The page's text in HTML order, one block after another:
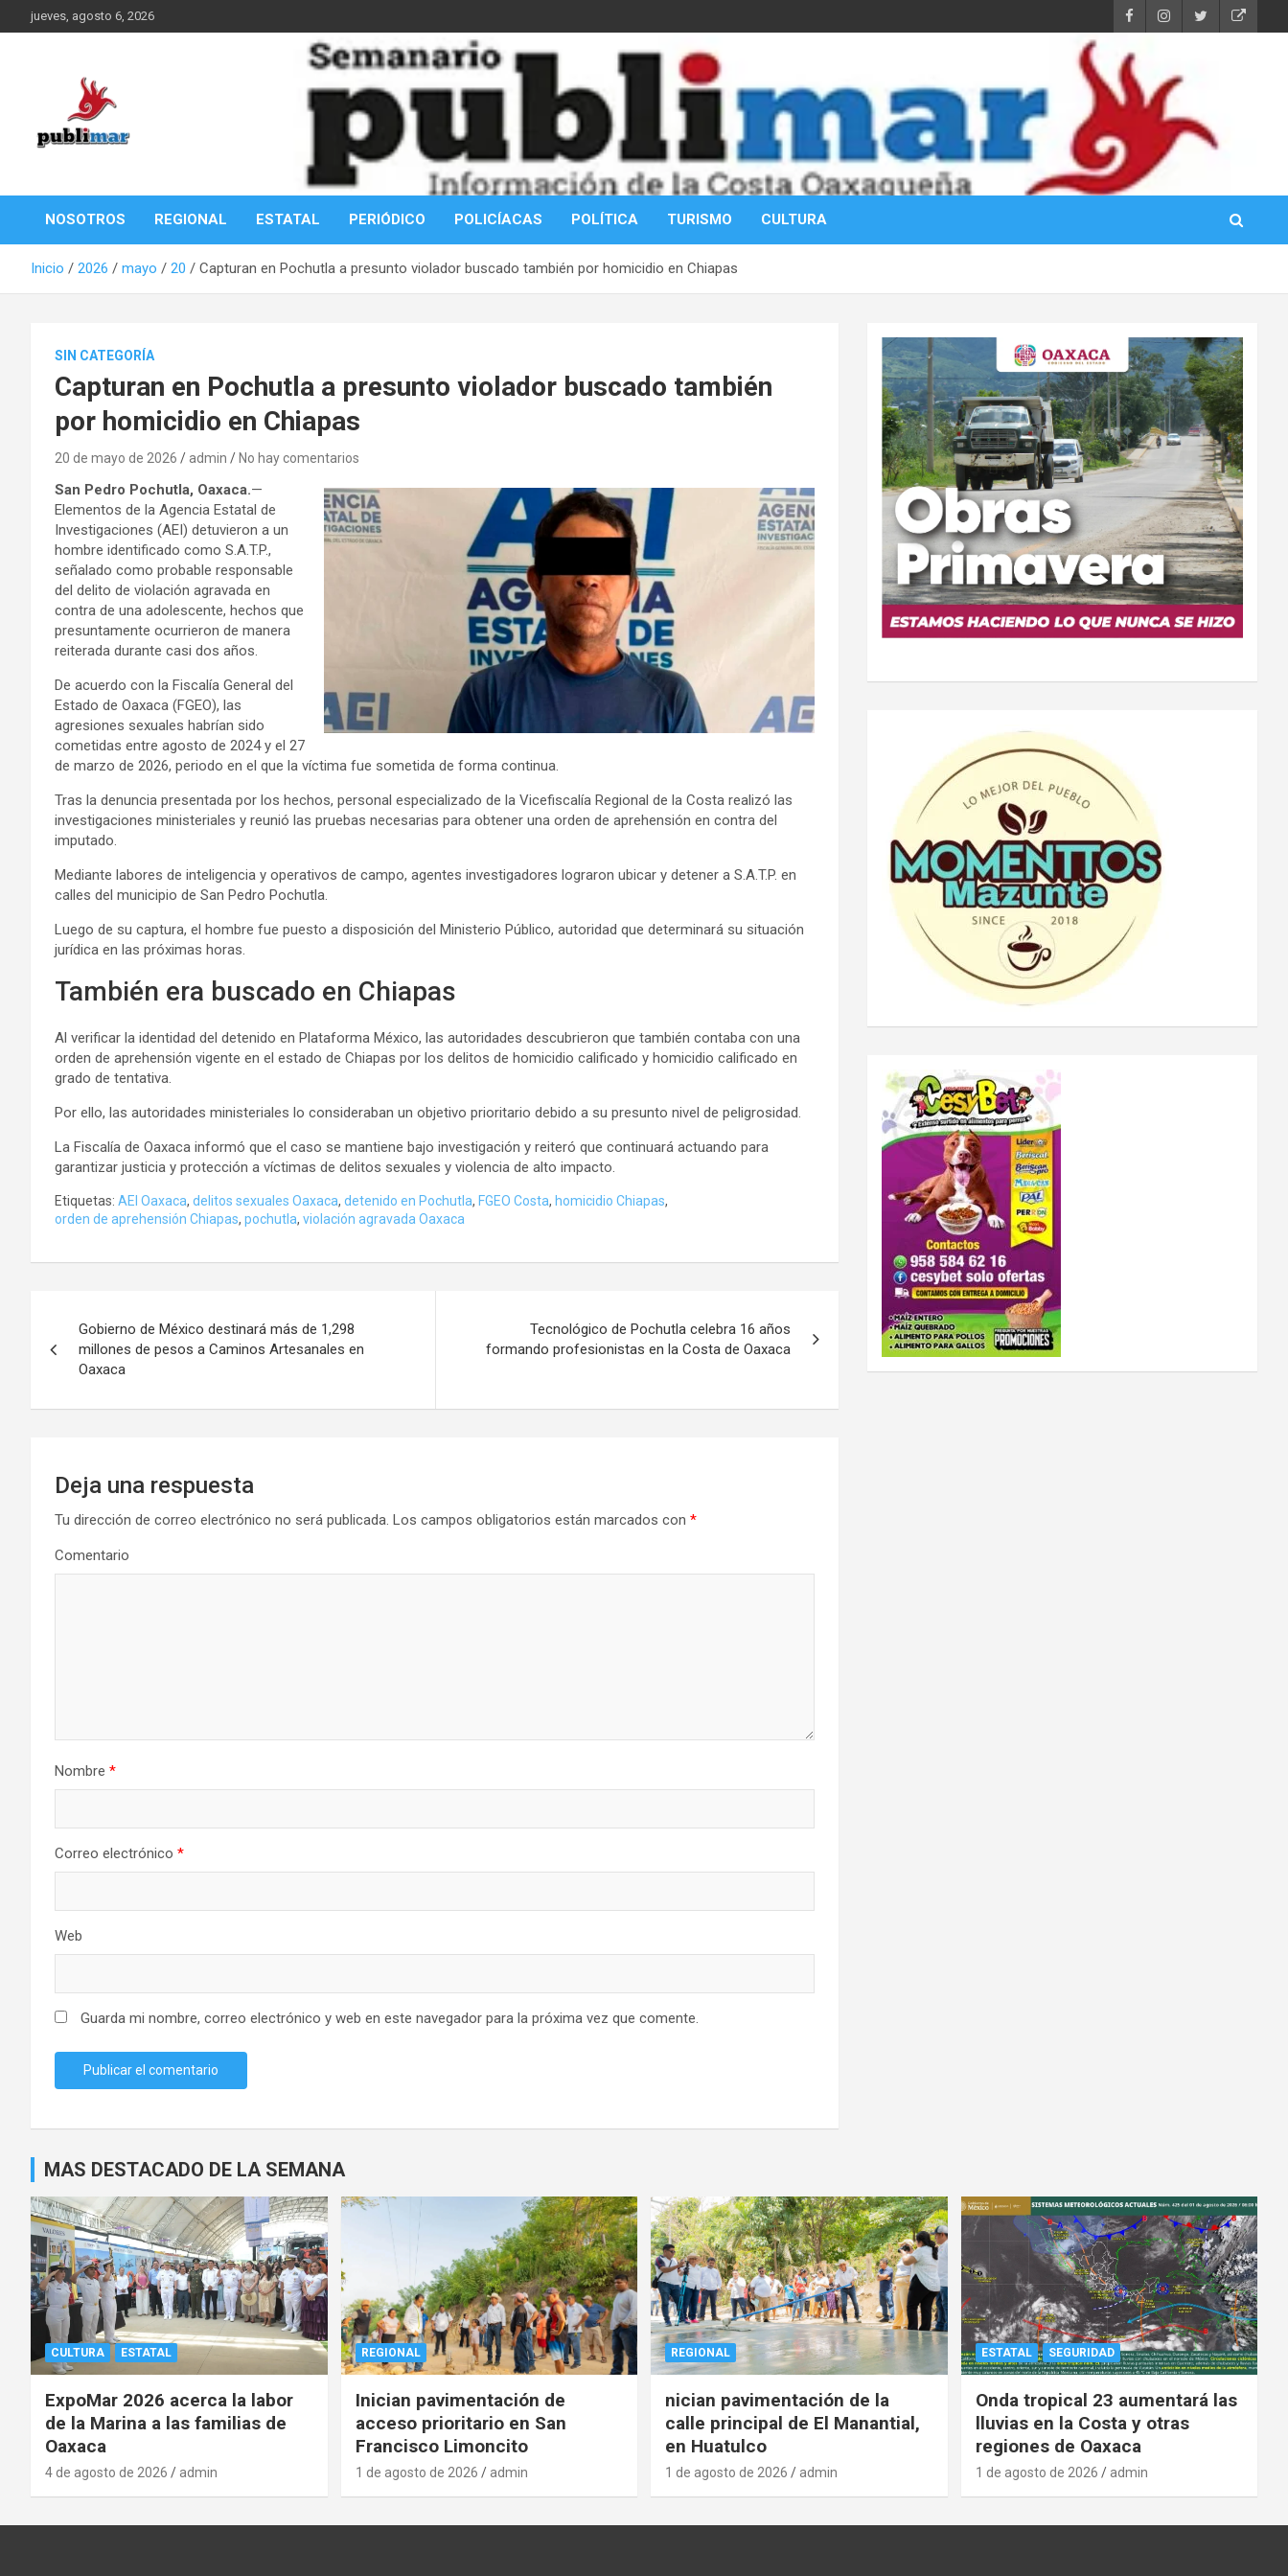
Saltar
al
jueves, agosto 6, 2026
PubliMar
NOSOTROS REGIONAL ESTATAL PERIÓDICO POLICÍACAS POLÍTICA TURISMO CULTURA
Inicio 2026 mayo 20 Capturan en Pochutla a presunto violador buscado también por homicidio en Chiapas
SIN CATEGORÍA
Capturan en Pochutla a presunto violador buscado también
por homicidio en Chiapas
20 de mayo de 2026 admin No hay comentarios
San Pedro Pochutla, Oaxaca.—
Elementos de la Agencia Estatal de
Investigaciones (AEI) detuvieron a un
hombre identificado como S.A.T.P.,
señalado como probable responsable
del delito de violación agravada en
contra de una adolescente, hechos que
presuntamente ocurrieron de manera
reiterada durante casi dos años.
De acuerdo con la Fiscalía General del
Estado de Oaxaca (FGEO), las
agresiones sexuales habrían sido
cometidas entre agosto de 2024 y el 27
de marzo de 2026, periodo en el que la víctima fue sometida de forma continua.
Tras la denuncia presentada por los hechos, personal especializado de la Vicefiscalía Regional de la Costa realizó las
investigaciones ministeriales y reunió las pruebas necesarias para obtener una orden de aprehensión en contra del
imputado.
Mediante labores de inteligencia y operativos de campo, agentes investigadores lograron ubicar y detener a S.A.T.P. en
calles del municipio de San Pedro Pochutla.
Luego de su captura, el hombre fue puesto a disposición del Ministerio Público, autoridad que determinará su situación
jurídica en las próximas horas.
También era buscado en Chiapas
Al verificar la identidad del detenido en Plataforma México, las autoridades descubrieron que también contaba con una
orden de aprehensión vigente en el estado de Chiapas por los delitos de homicidio calificado y homicidio calificado en
grado de tentativa.
Por ello, las autoridades ministeriales lo consideraban un objetivo prioritario debido a su presunto nivel de peligrosidad.
La Fiscalía de Oaxaca informó que el caso se mantiene bajo investigación y reiteró que continuará actuando para
garantizar justicia y protección a víctimas de delitos sexuales y violencia de alto impacto.
Etiquetas: AEI Oaxaca, delitos sexuales Oaxaca, detenido en Pochutla, FGEO Costa, homicidio Chiapas,
orden de aprehensión Chiapas, pochutla, violación agravada Oaxaca
de
Gobierno de México destinará más de 1,298
millones de pesos a Caminos Artesanales en
Oaxaca
Tecnológico de Pochutla celebra 16 años
formando profesionistas en la Costa de Oaxaca
Deja una respuesta
Tu dirección de correo electrónico no será publicada. Los campos obligatorios están marcados con *
Comentario
Nombre *
Correo electrónico *
Web
Guarda mi nombre, correo electrónico y web en este navegador para la próxima vez que comente.
MAS DESTACADO DE LA SEMANA
CULTURA ESTATAL
ExpoMar 2026 acerca la labor
de la Marina a las familias de
Oaxaca
4 de agosto de 2026 admin
REGIONAL
Inician pavimentación de
acceso prioritario en San
Francisco Limoncito
1 de agosto de 2026 admin
REGIONAL
nician pavimentación de la
calle principal de El Manantial,
en Huatulco
1 de agosto de 2026 admin
ESTATAL SEGURIDAD
Onda tropical 23 aumentará las
lluvias en la Costa y otras
regiones de Oaxaca
1 de agosto de 2026 admin